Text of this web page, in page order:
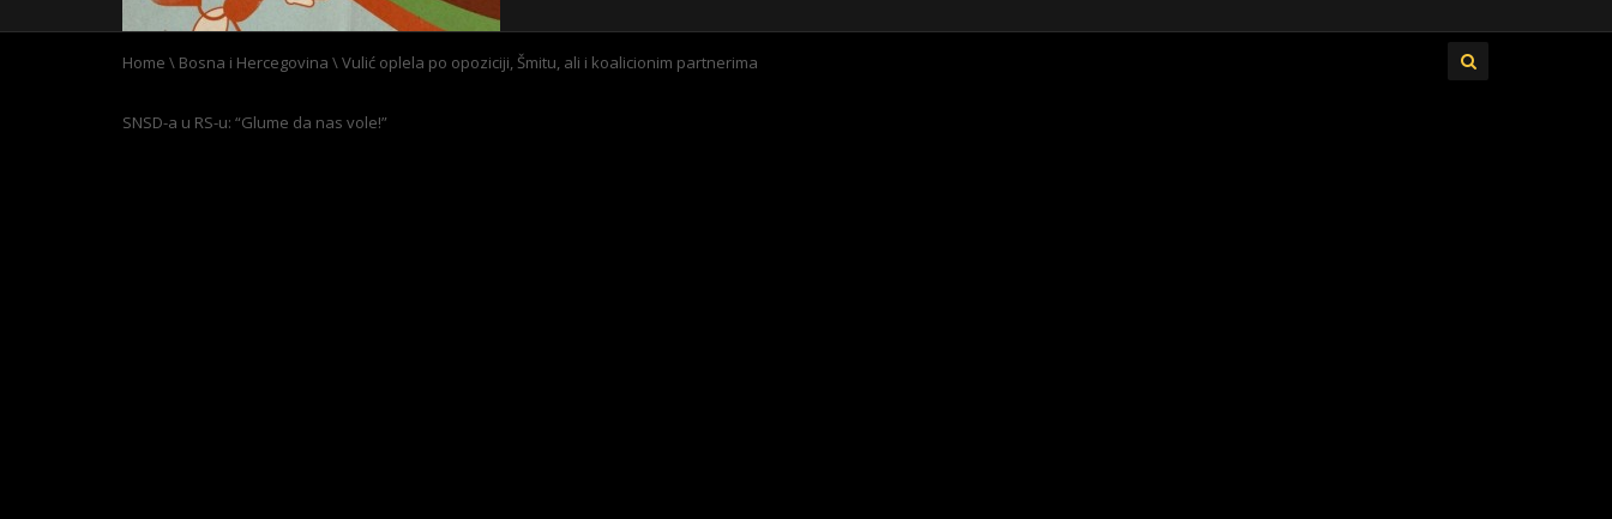
Home \ Bosna i Hercegovina \Vulić oplela po opoziciji, Šmitu, ali i koalicionim partnerima
SNSD-a u RS-u: “Glume da nas vole!”